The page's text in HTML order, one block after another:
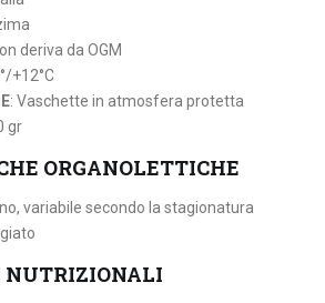
deriva da OGM
+12°C
: Vaschette in atmosfera protetta
gr
ORGANOLETTICHE
variabile secondo la stagionatura